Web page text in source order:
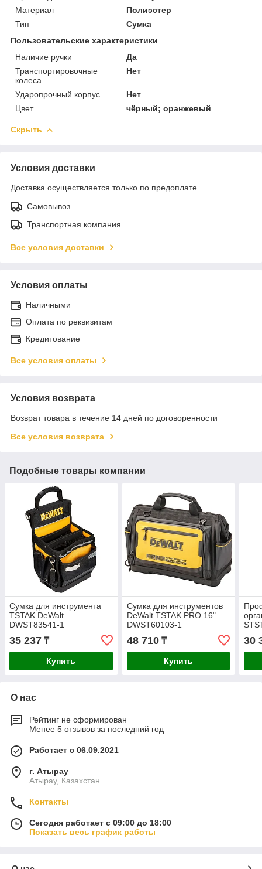
Материал
Полиэстер
Тип
Сумка
Пользовательские характеристики
Наличие ручки
Да
Транспортировочные
колеса
Нет
Ударопрочный корпус
Нет
Цвет
чёрный; оранжевый
Скрыть
Условия доставки
Доставка осуществляется только по предоплате.
Самовывоз
Транспортная компания
Все условия доставки
Условия оплаты
Наличными
Оплата по реквизитам
Кредитование
Все условия оплаты
Условия возврата
Возврат товара в течение 14 дней по договоренности
Все условия возврата
Подобные товары компании
Сумка для инструмента
TSTAK DeWalt
DWST83541-1
35 237 ₸
Купить
Сумка для инструментов
DeWalt TSTAK PRO 16"
DWST60103-1
48 710₸
Купить
30
О нас
Рейтинг не сформирован
Менее 5 отзывов за последний год
Работает с 06.09.2021
г. Атырау
Атырау, Казахстан
Контакты
Сегодня работает с 09:00 до 18:00
Показать весь график работы